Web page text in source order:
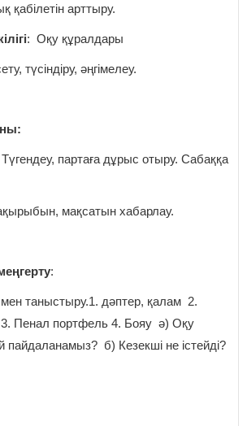
арттыру.
: Оқу құралдары
түсіндіру, әңгімелеу.
Түгендеу, партаға дұрыс отыру. Сабаққа
мақсатын хабарлау.
:
таныстыру.1. дәптер, қалам 2.
Пенал портфель 4. Бояу ә) Оқу
пайдаланамыз? б) Кезекші не істейді?